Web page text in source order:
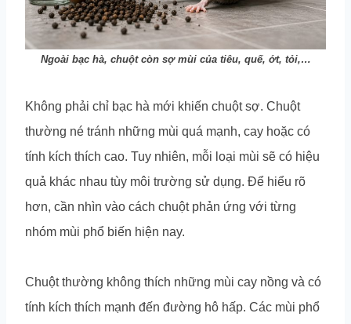
Ngoài bạc hà, chuột còn sợ mùi của tiêu, quế, ớt, tỏi,…
Không phải chỉ bạc hà mới khiến chuột sợ. Chuột
thường né tránh những mùi quá mạnh, cay hoặc có
tính kích thích cao. Tuy nhiên, mỗi loại mùi sẽ có hiệu
quả khác nhau tùy môi trường sử dụng. Để hiểu rõ
hơn, cần nhìn vào cách chuột phản ứng với từng
nhóm mùi phổ biến hiện nay.
Chuột thường không thích những mùi cay nồng và có
tính kích thích mạnh đến đường hô hấp. Các mùi phổ